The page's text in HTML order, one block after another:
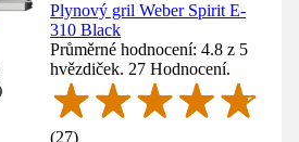
Plynový gril Weber Spirit E-
310 Black
Průměrné hodnocení: 4.8 z 5
hvězdiček. 27 Hodnocení.
(27)